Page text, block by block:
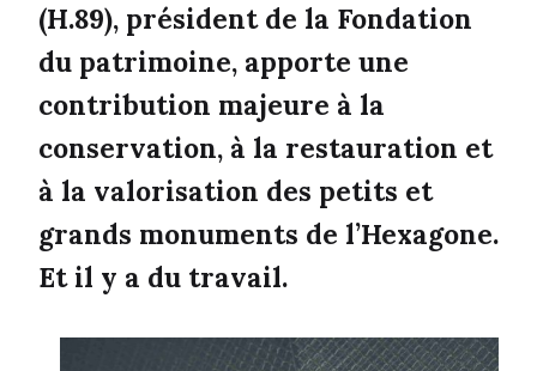
(H.89), président de la Fondation
du patrimoine, apporte une
contribution majeure à la
conservation, à la restauration et
à la valorisation des petits et
grands monuments de l’Hexagone.
Et il y a du travail.